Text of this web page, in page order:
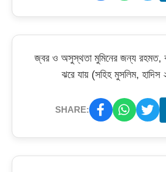
জ্বর ও অসুস্থতা মুমিনের জন্য রহমত,
ঝরে যায় (সহিহ মুসলিম,
SHARE: